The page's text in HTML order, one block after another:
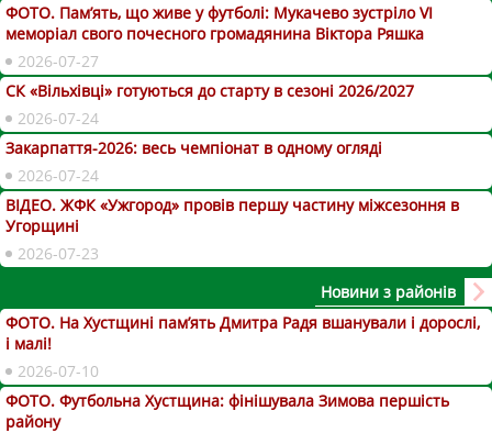
ФОТО. Пам’ять, що живе у футболі: Мукачево зустріло VI
меморіал свого почесного громадянина Віктора Ряшка
2026-07-27
СК «Вільхівці» готуються до старту в сезоні 2026/2027
2026-07-24
Закарпаття-2026: весь чемпіонат в одному огляді
2026-07-24
ВІДЕО. ЖФК «Ужгород» провів першу частину міжсезоння в
Угорщині
2026-07-23
Новини з районів
ФОТО. На Хустщині пам’ять Дмитра Радя вшанували і дорослі,
і малі!
2026-07-10
ФОТО. Футбольна Хустщина: фінішувала Зимова першість
району